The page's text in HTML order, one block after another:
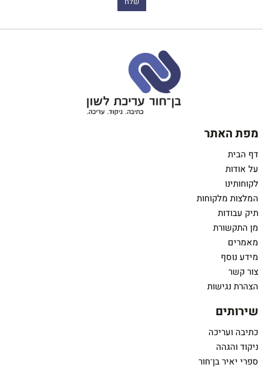
מפת האתר
דף הבית
על אודות
לקוחותינו
המלצות מלקוחות
תיק עבודות
מן התקשורת
מאמרים
מידע נוסף
צור קשר
הצהרת נגישות
שירותים
כתיבה ועריכה
ניקוד והגהה
ספרי יאיר בן־חור